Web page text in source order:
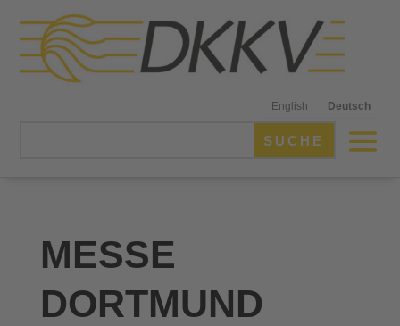
English Deutsch
MESSE
DORTMUND